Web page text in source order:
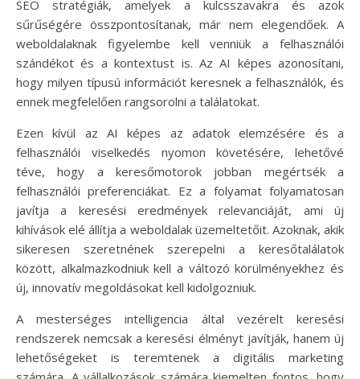
SEO stratégiák, amelyek a kulcsszavakra és azok
sűrűségére összpontosítanak, már nem elegendőek. A
weboldalaknak figyelembe kell venniük a felhasználói
szándékot és a kontextust is. Az AI képes azonosítani,
hogy milyen típusú információt keresnek a felhasználók, és
ennek megfelelően rangsorolni a találatokat.
Ezen kívül az AI képes az adatok elemzésére és a
felhasználói viselkedés nyomon követésére, lehetővé
téve, hogy a keresőmotorok jobban megértsék a
felhasználói preferenciákat. Ez a folyamat folyamatosan
javítja a keresési eredmények relevanciáját, ami új
kihívások elé állítja a weboldalak üzemeltetőit. Azoknak, akik
sikeresen szeretnének szerepelni a keresőtalálatok
között, alkalmazkodniuk kell a változó körülményekhez és
új, innovatív megoldásokat kell kidolgozniuk.
A mesterséges intelligencia által vezérelt keresési
rendszerek nemcsak a keresési élményt javítják, hanem új
lehetőségeket is teremtenek a digitális marketing